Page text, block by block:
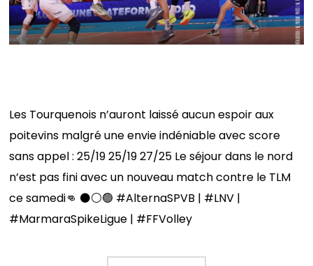
Les Tourquenois n’auront laissé aucun espoir aux
poitevins malgré une envie indéniable avec score
sans appel : 25/19 25/19 27/25 Le séjour dans le nord
n’est pas fini avec un nouveau match contre le TLM
ce samedi👊 ⚫️⚪️🟢 #AlternaSPVB | #LNV |
#MarmaraSpikeLigue | #FFVolley